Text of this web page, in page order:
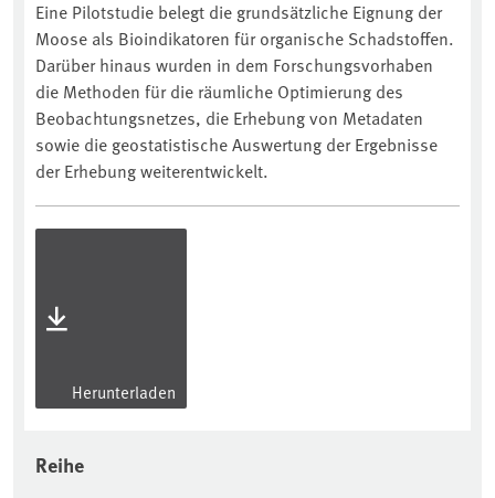
Eine Pilotstudie belegt die grundsätzliche Eignung der
Moose als Bioindikatoren für organische Schadstoffen.
Darüber hinaus wurden in dem Forschungsvorhaben
die Methoden für die räumliche Optimierung des
Beobachtungsnetzes, die Erhebung von Metadaten
sowie die geostatistische Auswertung der Ergebnisse
der Erhebung weiterentwickelt.
Herunterladen
Reihe